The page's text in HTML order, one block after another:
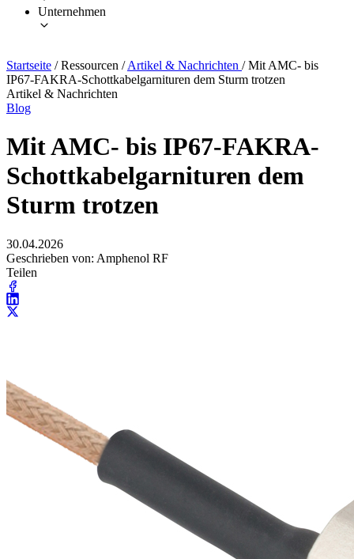
Unternehmen
Startseite / Ressourcen / Artikel & Nachrichten / Mit AMC- bis
IP67-FAKRA-Schottkabelgarnituren dem Sturm trotzen
Artikel & Nachrichten
Blog
Mit AMC- bis IP67-FAKRA-
Schottkabelgarnituren dem
Sturm trotzen
30.04.2026
Geschrieben von: Amphenol RF
Teilen